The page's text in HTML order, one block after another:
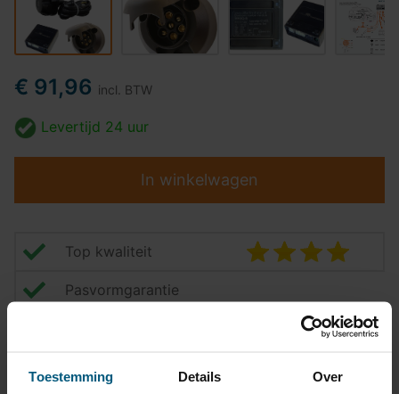
Toestemming Details Over
€ 91,96 incl. BTW
Levertijd 24 uur
In winkelwagen
Top kwaliteit
Pasvormgarantie